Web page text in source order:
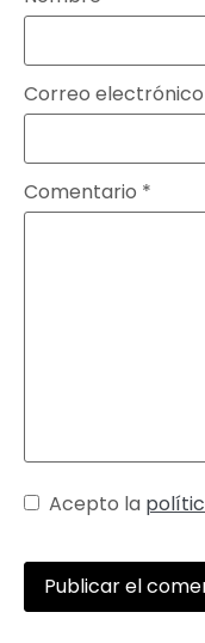
Correo electrónico
Comentario *
Acepto la